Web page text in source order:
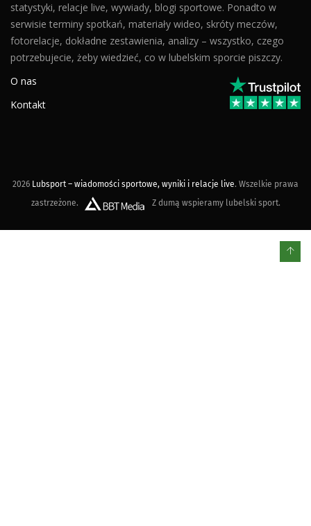
statystyki, relacje live, wywiady, blogi sportowe. Ponadto w
serwisie terminy spotkań, materiały wideo, skróty meczów,
fotorelacje, dokładne zestawienia, analizy – wszystko, czego
potrzebujecie, żeby wiedzieć, co w lubelskim sporcie piszczy.
O nas
Kontakt
2026 Lubsport – wiadomości sportowe, wyniki i relacje live. Wszelkie prawa
zastrzeżone.
Z dumą wspieramy lubelski sport.